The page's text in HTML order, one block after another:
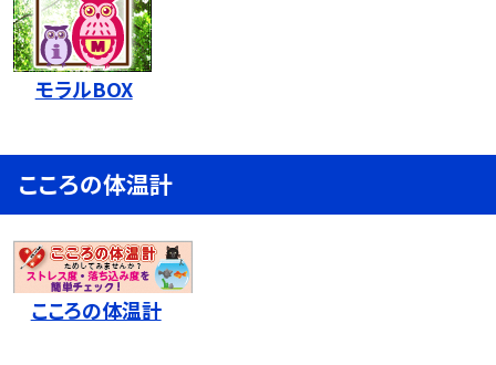
モラルBOX
こころの体温計
こころの体温計